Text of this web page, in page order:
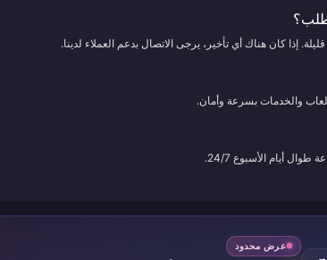
إذا كان هناك أي تأخير، يرجى الاتصال بدعم العملاء لدينا.
عرض محدود